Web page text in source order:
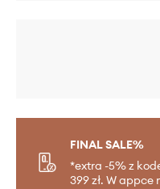
FINAL SALE%
*extra -5% z
399 zł. W appce